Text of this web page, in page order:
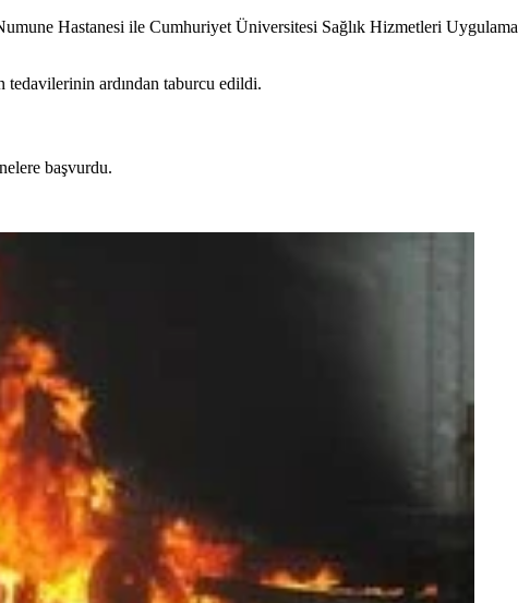
Hastanesi ile Cumhuriyet Üniversitesi Sağlık Hizmetleri
tedavilerinin ardından taburcu edildi.
başvurdu.